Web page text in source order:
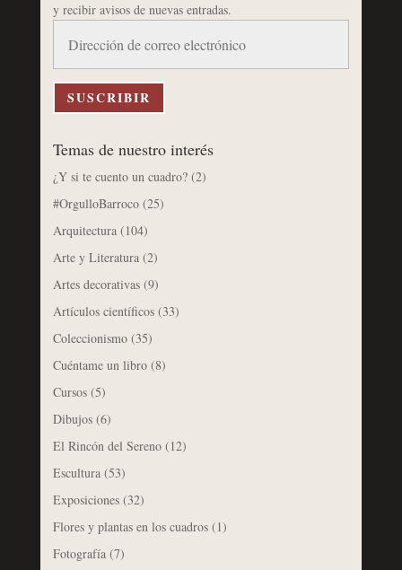
y recibir avisos de nuevas entradas.
correo
electrónico
SUSCRIBIR
Temas de nuestro interés
¿Y si te cuento un cuadro?(2)
#OrgulloBarroco(25)
Arquitectura(104)
Arte y Literatura(2)
Artes decorativas(9)
Artículos científicos(33)
Coleccionismo(35)
Cuéntame un libro(8)
Cursos(5)
Dibujos(6)
El Rincón del Sereno(12)
Escultura(53)
Exposiciones(32)
Flores y plantas en los cuadros(1)
Fotografía(7)